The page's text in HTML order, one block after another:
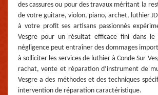
des cassures ou pour des travaux méritant la
de votre guitare, violon, piano, archet, luthier
à votre profit ses artisans passionnés
Vesgre pour un résultat efficace fini dans le
négligence peut entraîner des dommages
à solliciter les services de luthier à Conde Sur
rachat, vente et réparation d’instrument de
Vesgre a des méthodes et des techniques
intervention de réparation caractéristique.